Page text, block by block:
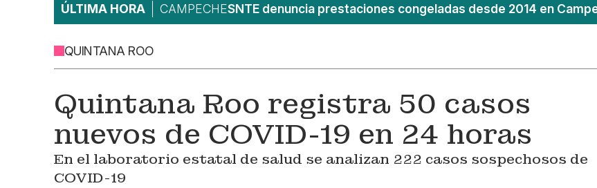
ÚLTIMA HORA CAMPECHESNTE denuncia prestaciones congeladas desde 2014 en
QUINTANA ROO
Quintana Roo registra 50 casos
nuevos de COVID-19 en 24 horas
En el laboratorio estatal de salud se analizan 222 casos sospechosos de
COVID-19